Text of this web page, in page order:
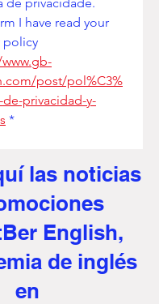
I have read your
policy
post/pol%C3%
privacidad-y-
*
las noticias
English,
de inglés
en